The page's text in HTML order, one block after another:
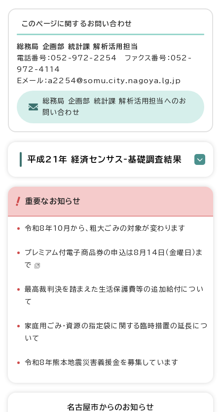
このページに関する お問い合わせ
総務局 企画部 統計課 解析活用担当
電話番号：052-972-2254 ファクス番号：052-
972-4114
Eメール：a2254@somu.city.nagoya.lg.jp
総務局 企画部 統計課 解析活用担当へのお
問い合わせ
平成21年 経済センサス‐基礎調査結果
重要なお知らせ
令和8年10月から、粗大ごみの対象が変わります
プレミアム付電子商品券の申込は8月14日（金曜日）ま
で
最高裁判決を踏まえた生活保護費等の追加給付につい
て
家庭用ごみ・資源の指定袋に関する臨時措置の延長につ
いて
令和8年熊本地震災害義援金を募集しています
名古屋市からのお知らせ